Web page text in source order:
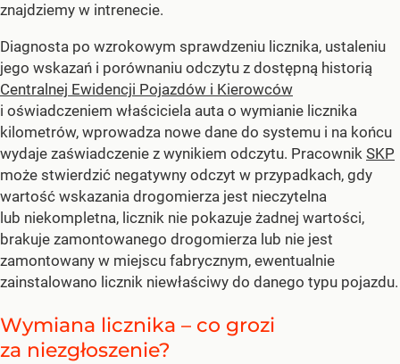
znajdziemy w intrenecie.
Diagnosta po wzrokowym sprawdzeniu licznika, ustaleniu
jego wskazań i porównaniu odczytu z dostępną historią
Centralnej Ewidencji Pojazdów i Kierowców
i oświadczeniem właściciela auta o wymianie licznika
kilometrów, wprowadza nowe dane do systemu i na końcu
wydaje zaświadczenie z wynikiem odczytu. Pracownik SKP
może stwierdzić negatywny odczyt w przypadkach, gdy
wartość wskazania drogomierza jest nieczytelna
lub niekompletna, licznik nie pokazuje żadnej wartości,
brakuje zamontowanego drogomierza lub nie jest
zamontowany w miejscu fabrycznym, ewentualnie
zainstalowano licznik niewłaściwy do danego typu pojazdu.
Wymiana licznika – co grozi
za niezgłoszenie?